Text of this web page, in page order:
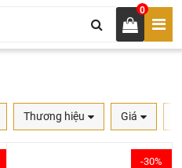
0
Thương hiệu Giá
-30%